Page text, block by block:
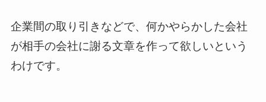
企業間の取り引きなどで、何かやらかした会社
が相手の会社に謝る文章を作って欲しいという
わけです。